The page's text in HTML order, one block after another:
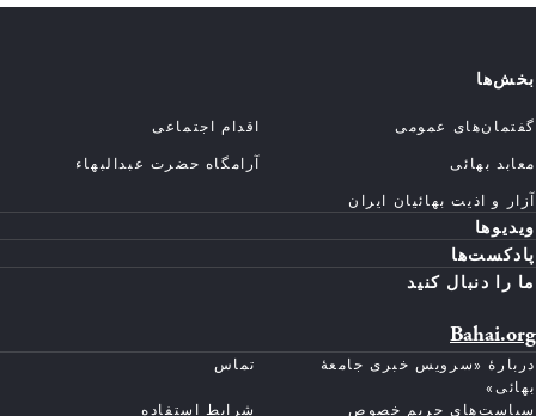
بخش‌ها
گفتمان‌های عمومی
اقدام اجتماعی
معابد بهائی
آرامگاه حضرت عبدالبهاء
آزار و اذیت بهائیان ایران
ویدیوها
پادکست‌ها
ما را دنبال کنید
Bahai.org
دربارهٔ «سرویس خبری جامعهٔ
بهائی»
تماس
سیاست‌های حریم خصوص شرایط استفاده